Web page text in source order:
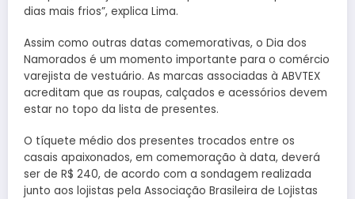
dias mais frios”, explica Lima.
Assim como outras datas comemorativas, o Dia dos
Namorados é um momento importante para o comércio
varejista de vestuário. As marcas associadas à ABVTEX
acreditam que as roupas, calçados e acessórios devem
estar no topo da lista de presentes.
O tíquete médio dos presentes trocados entre os
casais apaixonados, em comemoração à data, deverá
ser de R$ 240, de acordo com a sondagem realizada
junto aos lojistas pela Associação Brasileira de Lojistas